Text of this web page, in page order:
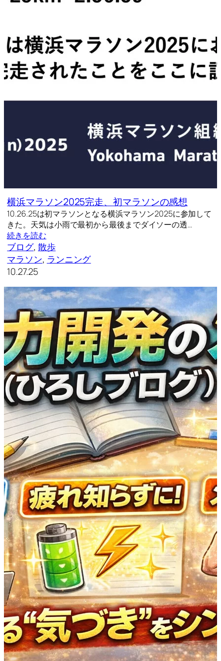
横浜マラソン2025完走、初マラソンの感想
10.26.25は初マラソンとなる横浜マラソン2025に参加して
きた。天気は小雨で最初から最後までダイソーの透…
続きを読む
ブログ, 散歩
マラソン, ランニング
10.27.25